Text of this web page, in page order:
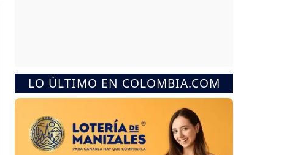
LO ÚLTIMO EN COLOMBIA.COM